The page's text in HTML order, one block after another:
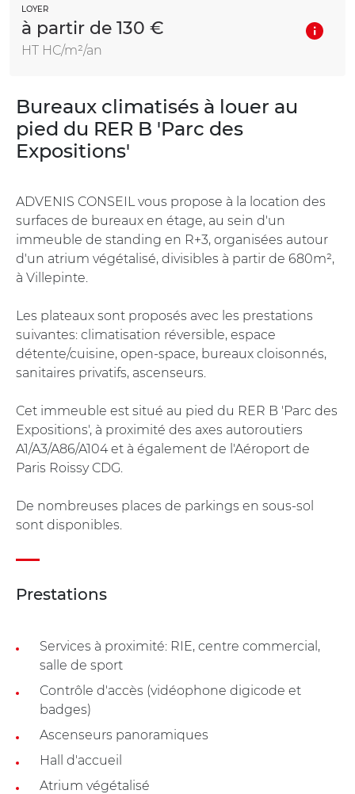
LOYER
à partir de 130 €
HT HC/m²/an
Bureaux climatisés à louer au
pied du RER B 'Parc des
Expositions'
ADVENIS CONSEIL vous propose à la location des
surfaces de bureaux en étage, au sein d'un
immeuble de standing en R+3, organisées autour
d'un atrium végétalisé, divisibles à partir de 680m²,
à Villepinte.
Les plateaux sont proposés avec les prestations
suivantes: climatisation réversible, espace
détente/cuisine, open-space, bureaux cloisonnés,
sanitaires privatifs, ascenseurs.
Cet immeuble est situé au pied du RER B 'Parc des
Expositions', à proximité des axes autoroutiers
A1/A3/A86/A104 et à également de l'Aéroport de
Paris Roissy CDG.
De nombreuses places de parkings en sous-sol
sont disponibles.
Prestations
Services à proximité: RIE, centre commercial,
salle de sport
Contrôle d'accès (vidéophone digicode et
badges)
Ascenseurs panoramiques
Hall d'accueil
Atrium végétalisé